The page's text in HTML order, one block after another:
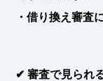
・借り換え審査
✔審査で見られ